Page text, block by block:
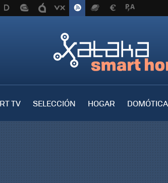
TV SELECCIÓN HOGAR DOMÓTICA